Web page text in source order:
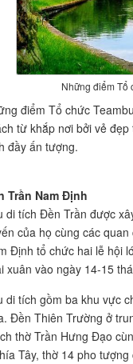
Những điểm Tổ
điểm Tổ chức
từ khắp nơi bởi vẻ
đầy ấn tượng.
Trần Nam Định
di tích Đền Trần được
của họ cùng các
Định tổ chức hai lễ hội
xuân vào ngày 14-15
di tích gồm ba khu vực
Đền Thiên Trường ở
thờ Trần Hưng Đạo
Tây, thờ 14 pho